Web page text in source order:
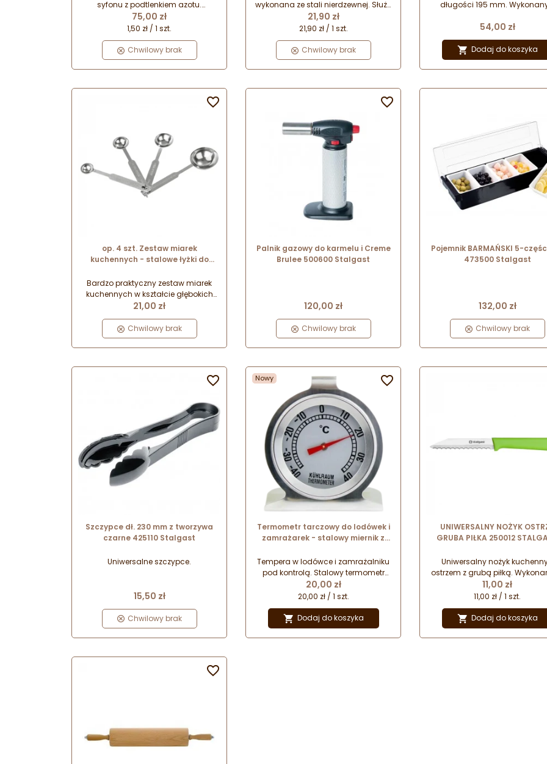
syfonu z podtlenkiem azotu.
Uniwersalne zastosowanie do
syfonów różnych marek
jednorazowego użytku - do bitej
śmietany, sosów i musów - 1 nabój
wystarcza na 0.5 l płynu (śmietany).
Cena
75,00 zł
1,50 zł / 1 szt.
Chwilowy brak
wykonana ze stali nierdzewnej. Służy
do precyzyjnego odmierzani
alkoholi i płynnych dodatków
Cena
21,90 zł
21,90 zł / 1 szt.
Chwilowy brak
mm
długości 195 mm.
bezpiecznego mycia w
Cena
54,00 zł
 Dodaj do koszyka
op. 4 szt. Zestaw miarek
kuchennych - stalowe łyżki do
pojemność od 1.25 do 15.0 ml -
506010 Stalgast
Bardzo praktyczny zestaw miarek
kuchennych w kształcie głębokich
łyżek - do odmierzania produktów
miar małej łyżeczki kuchennej oraz
łyżki stołowej. Idealne do
odmierzania aromatów, przypraw i
Cena
21,00 zł
Chwilowy brak

Palnik gazowy do karmelu i Creme
Brulee 500600 Stalgast
Cena
120,00 zł
Chwilowy brak

Pojemnik BARMAŃSKI 5-
473500 Stalgast
Cena
132,00 zł
Chwilowy brak
Szczypce dł. 230 mm z tworzywa
czarne 425110 Stalgast
Uniwersalne szczypce.
Cena
15,50 zł
Chwilowy brak
 Nowy
Termometr tarczowy do lodówek i
zamrażarek - stalowy miernik z
kat. 620110 Stalgast
Tempera w lodówce i zamrażalniku
pod kontrolą. Stalowy termometr
tarczowy z wygodnym haczykiem
do pomiaru temperatury we wnętrzu
Cena
20,00 zł
20,00 zł / 1 szt.
 Dodaj do koszyka

UNIWERSALNY NOŻYK
GRUBA PIŁKA 250012
zielonym uchwytem z
Uniwersalny nożyk
ostrzem z grubą piłką.
stali nierdzewnej, z zielonym
uchwytem z tworzywa. Idealny
drożdżowych.
Cena
11,00 zł
11,00 zł / 1 szt.
 Dodaj do koszyka
